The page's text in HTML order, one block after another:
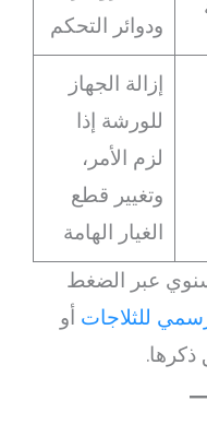
ودوائر التحكم
إزالة الجهاز
للورشة إذا
لزم الأمر،
وتغيير قطع
الغيار الهامة
عبر الضغط
للثلاجات أو
ذكرها.